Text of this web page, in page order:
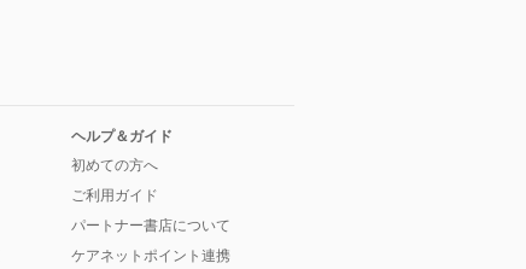
ヘルプ＆ガイド
初めての方へ
ご利用ガイド
パートナー書店について
ケアネットポイント連携